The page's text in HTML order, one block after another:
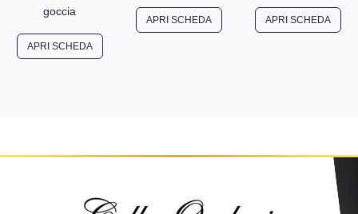
goccia
APRI SCHEDA
APRI SCHEDA APRI SCHEDA